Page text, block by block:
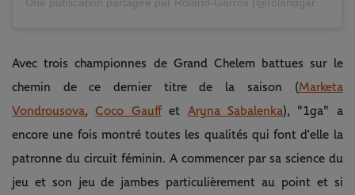
Avec trois championnes de Grand Chelem battues sur le
chemin de ce dernier titre de la saison (Marketa
Vondrousova,Coco Gauffet Aryna Sabalenka), "1ga" a
encore une fois montré toutes les qualités qui font d’elle la
patronne du circuit féminin. A commencer par sa science du
jeu et son jeu de jambes particulièrement au point et si